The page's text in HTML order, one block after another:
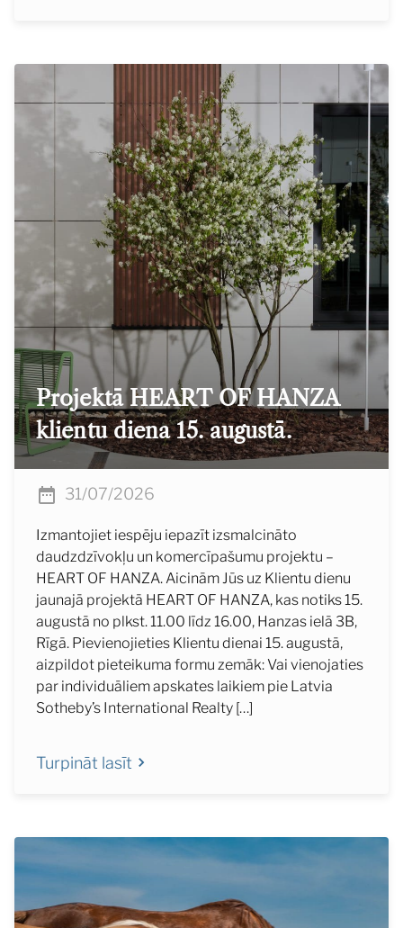
Projektā HEART OF HANZA
klientu diena 15. augustā.
31/07/2026
Izmantojiet iespēju iepazīt izsmalcināto
daudzdzīvokļu un komercīpašumu projektu –
HEART OF HANZA. Aicinām Jūs uz Klientu dienu
jaunajā projektā HEART OF HANZA, kas notiks 15.
augustā no plkst. 11.00 līdz 16.00, Hanzas ielā 3B,
Rīgā. Pievienojieties Klientu dienai 15. augustā,
aizpildot pieteikuma formu zemāk: Vai vienojaties
par individuāliem apskates laikiem pie Latvia
Sotheby’s International Realty […]
Turpināt lasīt